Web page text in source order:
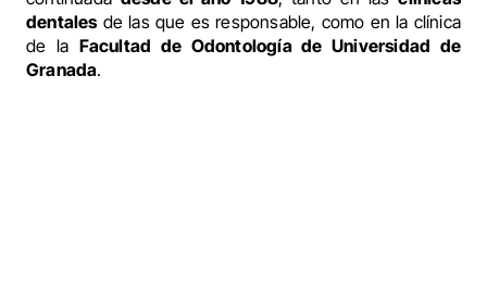
dentalesde las que es responsable, como en la clínica
de la Facultad de Odontología de Universidad de
Granada.